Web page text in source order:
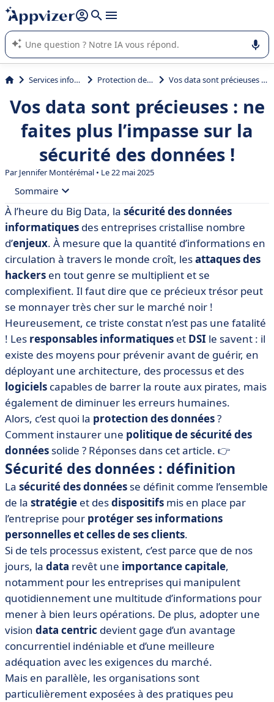
répondre (plusieurs lignes avec
L'IA de Appvizer vous guide dans l'utilisation ou la sélection de
logiciel SaaS en entreprise.
Services informatiques Protection des données Vos data sont précieuses : ne faites plus l’impasse sur la sécurité des données !
Vos data sont précieuses : ne
faites plus l’impasse sur la
sécurité des données !
ParJennifer Montérémal • Le 22 mai 2025
Sommaire
• Sécurité des données : définition
• Pourquoi la sécurité des données est-elle importante
?
• Les 3 niveaux de sécurité des données recommandés
par la CNIL
• Comment assurer la sécurité des données ? 10
conseils à suivre absolument
• Quelles solutions pour protéger vos données ?
• Que retenir de la sécurité des données ?
À l’heure du Big Data, la sécurité des données
informatiques des entreprises cristallise nombre
d’enjeux. À mesure que la quantité d’informations en
circulation à travers le monde croît, lesattaques des
hackers en tout genre se multiplient et se
complexifient. Il faut dire que ce précieux trésor peut
se monnayer très cher sur le marché noir !
Heureusement, ce triste constat n’est pas une fatalité
! Les responsables informatiques et DSI le savent : il
existe des moyens pour prévenir avant de guérir, en
déployant une architecture, des processus et des
logiciels capables de barrer la route aux pirates, mais
également de diminuer les erreurs humaines.
Alors, c’est quoi la protection des données?
Comment instaurer une politique de sécurité des
données solide ? Réponses dans cet article. 👉
Sécurité des données : définition
La sécurité des données se définit comme l’ensemble
de la stratégie et desdispositifs mis en place par
l’entreprise pour protéger ses informations
personnelles et celles de ses clients.
Si de tels processus existent, c’est parce que de nos
jours, la data revêt une importance capitale,
notamment pour les entreprises qui manipulent
quotidiennement une multitude d’informations pour
mener à bien leurs opérations. De plus, adopter une
vision data centric devient gage d’un avantage
concurrentiel indéniable et d’une meilleure
adéquation avec les exigences du marché.
Mais en parallèle, les organisations sont
particulièrement exposées à des pratiques peu